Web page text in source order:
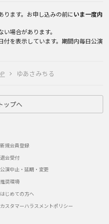
ゆあさみちる
ります。お申し込みの前にいま一度内
場合があります。
付を表示しています。期間内毎日公演
ップへ
新規会員登録
退会受付
公演中止・延期・変更
推奨環境
はじめての方へ
カスタマーハラスメントポリシー